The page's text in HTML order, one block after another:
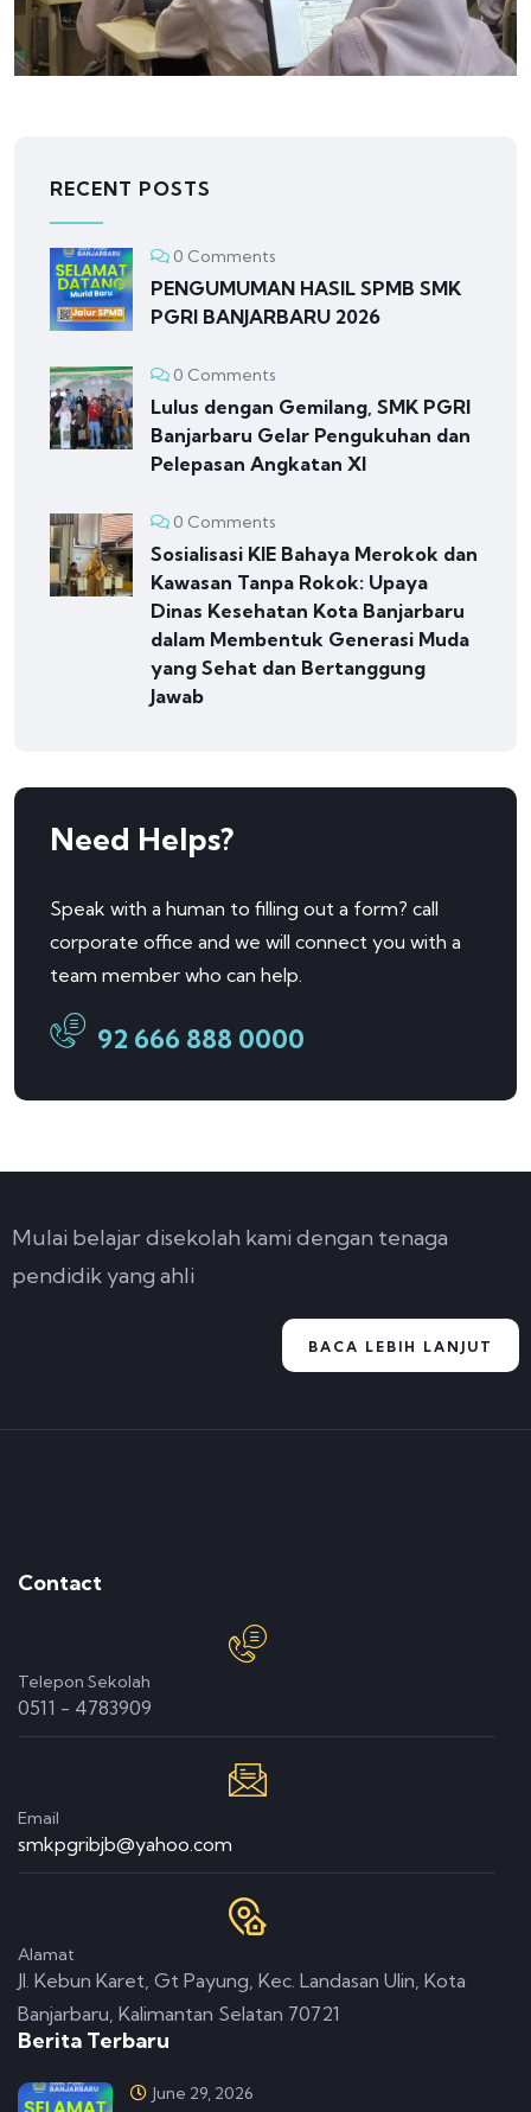
RECENT POSTS
0 Comments
PENGUMUMAN HASIL SPMB SMK
PGRI BANJARBARU 2026
0 Comments
Lulus dengan Gemilang, SMK PGRI
Banjarbaru Gelar Pengukuhan dan
Pelepasan Angkatan XI
0 Comments
Sosialisasi KIE Bahaya Merokok dan
Kawasan Tanpa Rokok: Upaya
Dinas Kesehatan Kota Banjarbaru
dalam Membentuk Generasi Muda
yang Sehat dan Bertanggung
Jawab
Need Helps?
Speak with a human to filling out a form? call
corporate office and we will connect you with a
team member who can help.
92 666 888 0000
Mulai belajar disekolah kami dengan tenaga
pendidik yang ahli
BACA LEBIH LANJUT
Contact
Telepon Sekolah
0511 - 4783909
Email
smkpgribjb@yahoo.com
Alamat
Jl. Kebun Karet, Gt Payung, Kec. Landasan Ulin, Kota
Banjarbaru, Kalimantan Selatan 70721
Berita Terbaru
June 29, 2026